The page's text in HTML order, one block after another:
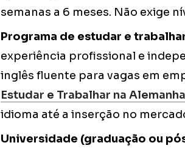
semanas a 6 meses. Não exige
Programa de estudar e
experiência profissional e
inglês fluente para vagas em
Estudar e Trabalhar na Alemanha
idioma até a inserção no
Universidade (graduação ou